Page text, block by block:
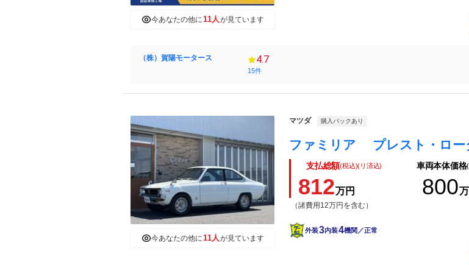
今あなたの他に11人が見ています
（株）賀陽モータース 4.7
15件
今あなたの他に11人が見ています
マツダ 購入パックあり
支払総額(税込)(リ済込)
812万円
（諸費用12万円を含む）
車両本体価格
800
外装3内装4機関／正常